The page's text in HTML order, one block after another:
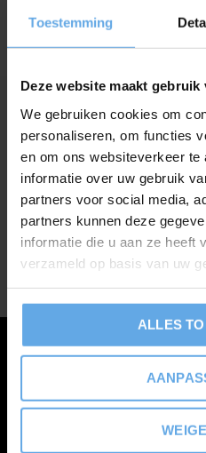
Toestemming
Deze website maakt gebruik
We gebruiken cookies om
personaliseren, om functies
en om ons websiteverkeer
informatie over uw gebruik
partners voor social media,
partners kunnen deze
informatie die u aan ze heeft
verzameld op basis van uw
ALLES
Seen 0 of
Meld je
Ontvang de nieuwste